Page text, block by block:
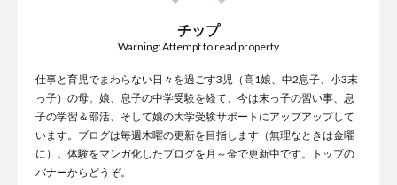
チップ
Warning: Attempt to read property
仕事と育児でまわらない日々を過ごす3児（高1娘、中2息子、小3末
っ子）の母。娘、息子の中学受験を経て、今は末っ子の習い事、息
子の学習＆部活、そして娘の大学受験サポートにアップアップして
います。ブログは毎週木曜の更新を目指します（無理なときは金曜
に）。体験をマンガ化したブログを月～金で更新中です。トップの
バナーからどうぞ。